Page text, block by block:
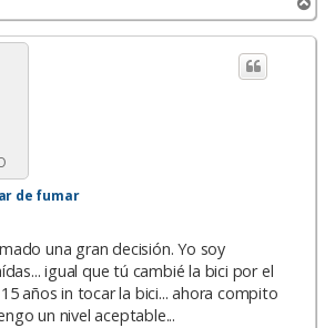
r
r
de fumar
una gran decisión. Yo soy
igual que tú cambié la bici por el
años in tocar la bici... ahora compito
un nivel aceptable...